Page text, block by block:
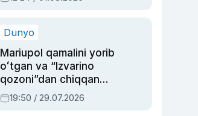
ayblovlardan asrab
Dunyo
Mariupol qamalini yorib
oʻtgan va “Izvarino
qozoni”dan chiqqan
qahramon — Ukraina
armiyasi bosh
19:50 / 29.07.2026